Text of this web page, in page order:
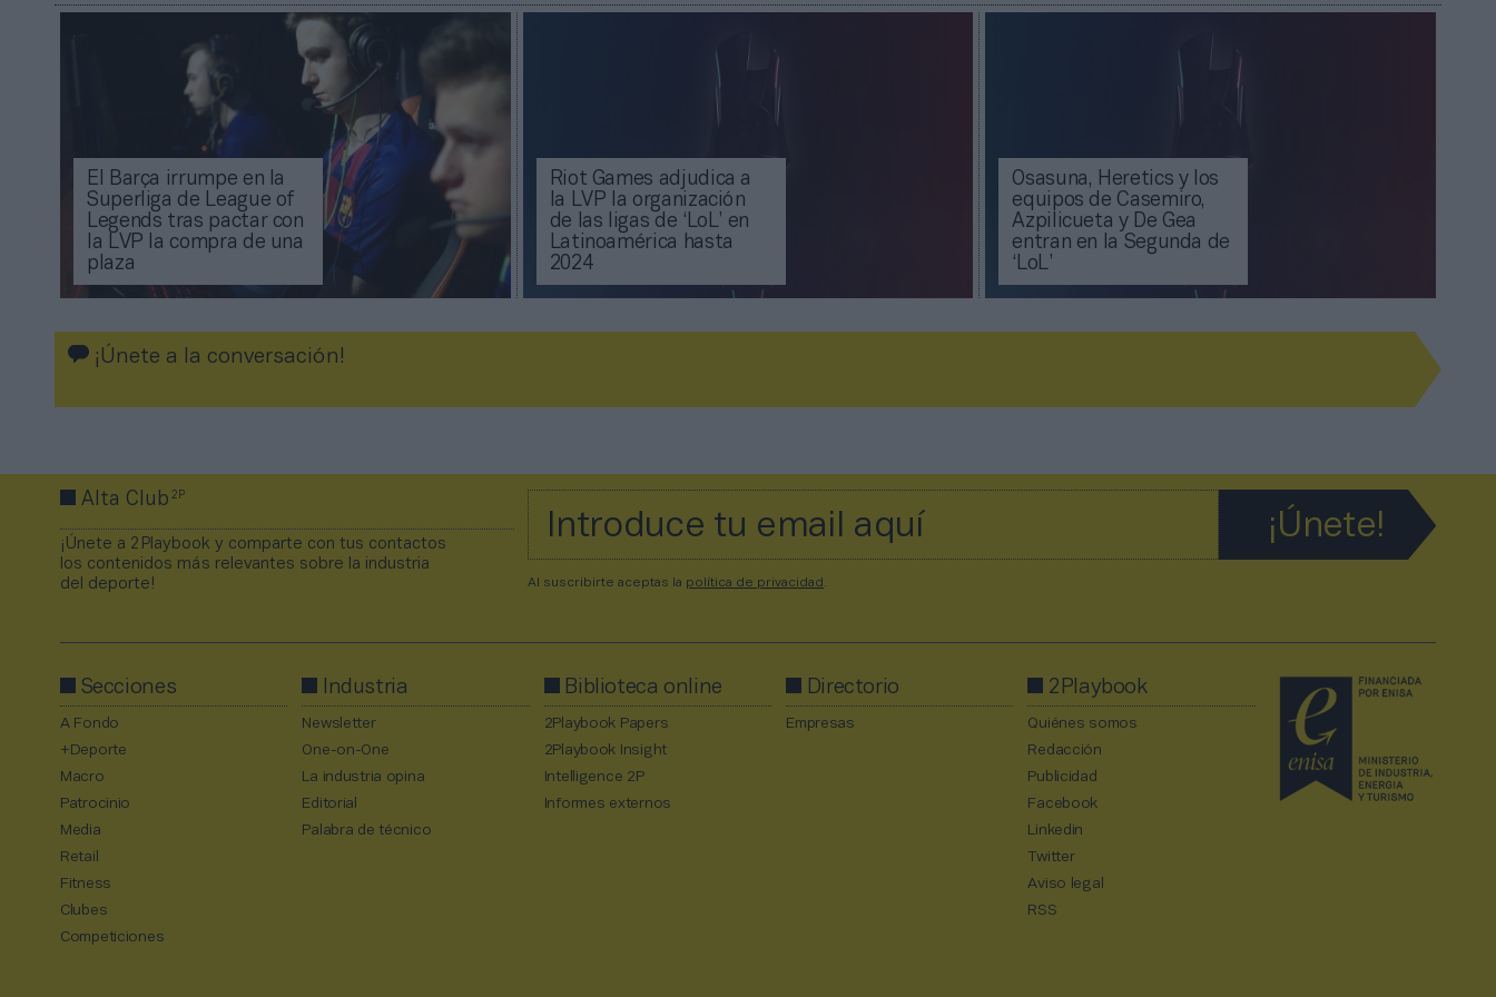
El Barça irrumpe en la
Superliga de League of
Legends tras pactar con
la LVP la compra de una
plaza
Riot Games adjudica a
la LVP la organización
de las ligas de ‘LoL’ en
Latinoamérica hasta
2024
Osasuna, Heretics y los
equipos de Casemiro,
Azpilicueta y De Gea
entran en la Segunda de
‘LoL’
¡Únete a la conversación!
Alta Club2P
¡Únete a 2Playbook y comparte con tus contactos
los contenidos más relevantes sobre la industria
del deporte!
Al suscribirte aceptas la política de privacidad
Secciones
A Fondo
+Deporte
Macro
Patrocinio
Media
Retail
Fitness
Clubes
Competiciones
Industria
Newsletter
One-on-One
La industria opina
Editorial
Palabra de técnico
Biblioteca online
2Playbook Papers
2Playbook Insight
Intelligence 2P
Informes externos
Directorio
Empresas
2Playbook
Quiénes somos
Redacción
Publicidad
Facebook
Linkedin
Twitter
Aviso legal
RSS